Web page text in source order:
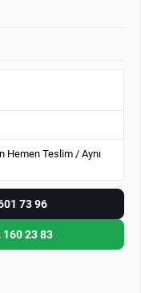
Hemen Teslim / Aynı
73 96
23 83